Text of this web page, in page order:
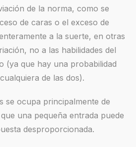
de la norma, como se
de caras o el exceso de
a la suerte, en otras
no a las habilidades del
(ya que hay una probabilidad
de las dos).
se ocupa principalmente de
una pequeña entrada puede
desproporcionada.